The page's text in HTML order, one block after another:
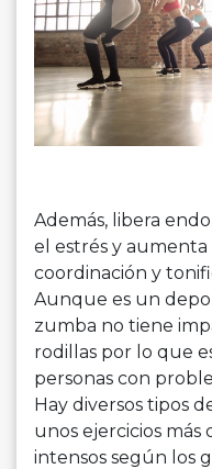
Además, libera
el estrés y aumenta
coordinación y
Aunque es un
zumba no tiene
rodillas por lo que
personas con
Hay diversos tipos
unos ejercicios más
intensos según los